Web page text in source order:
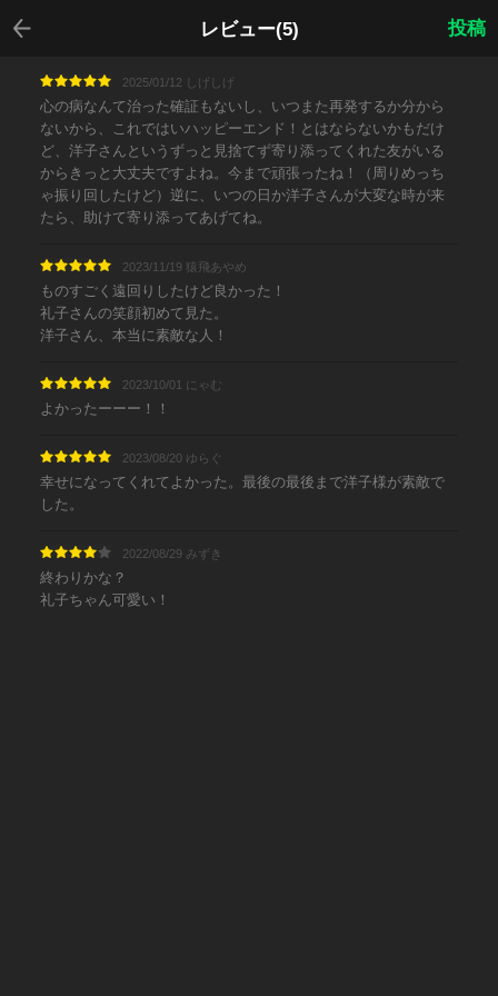
レビュー(5)
戻る
投稿
2025/01/12 しげしげ
心の病なんて治った確証もないし、いつまた再発するか分から
ないから、これではいハッピーエンド！とはならないかもだけ
ど、洋子さんというずっと見捨てず寄り添ってくれた友がいる
からきっと大丈夫ですよね。今まで頑張ったね！（周りめっち
ゃ振り回したけど）逆に、いつの日か洋子さんが大変な時が来
たら、助けて寄り添ってあげてね。
2023/11/19 猿飛あやめ
ものすごく遠回りしたけど良かった！
礼子さんの笑顔初めて見た。
洋子さん、本当に素敵な人！
2023/10/01 にゃむ
よかったーーー！！
2023/08/20 ゆらぐ
幸せになってくれてよかった。最後の最後まで洋子様が素敵で
した。
2022/08/29 みずき
終わりかな？
礼子ちゃん可愛い！